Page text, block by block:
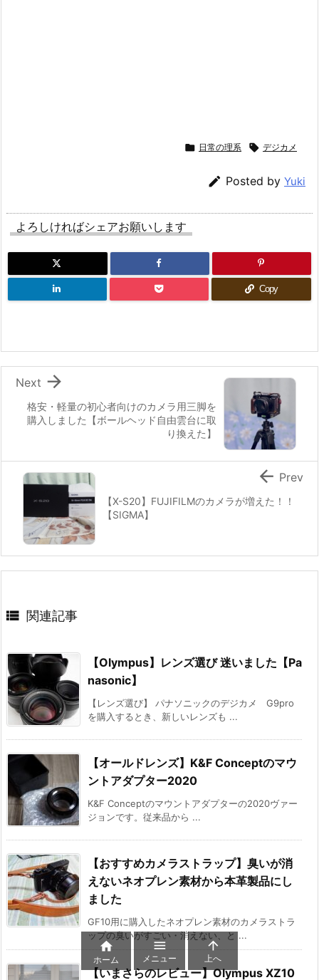
 日常の理系  デジカメ
 Posted by Yuki
よろしければシェアお願いします
Copy
格安・軽量の初心者向けのカメラ用三脚を
購入しました【ボールヘッド自由雲台に取
り換えた】

Next
【X-S20】FUJIFILMのカメラが増えた！！
【SIGMA】
 Prev
 関連記事
【Olympus】レンズ選び 迷いました【Pa
nasonic】
【レンズ選び】 パナソニックのデジカメ G9pro
を購入するとき、新しいレンズも ...
【オールドレンズ】K&F Conceptのマウ
ントアダプター2020
K&F Conceptのマウントアダプターの2020ヴァー
ジョンです。従来品から ...
【おすすめカメラストラップ】臭いが消
えないネオプレン素材から本革製品にし
ました
GF10用に購入したネオプレン素材のカメラストラ
ップの臭いがすごい・消えない、と ...
【いまさらのレビュー】Olympus XZ10

ホーム

メニュー

上へ